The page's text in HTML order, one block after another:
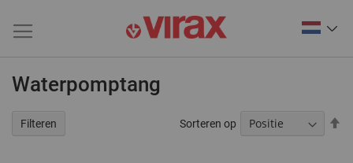
Waterpomptang
Sorteren op
Filteren